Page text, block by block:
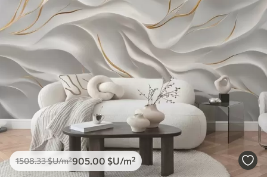
1508.33$U/m²905 .00 $U/m²